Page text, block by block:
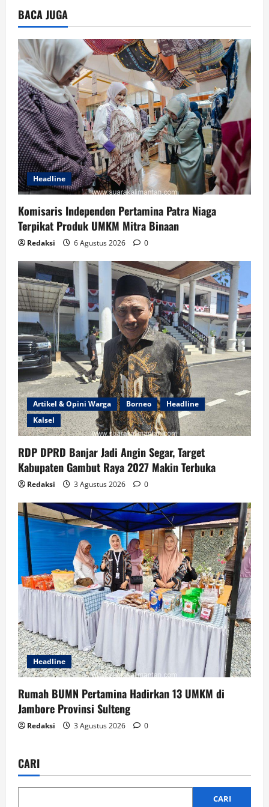
BACA JUGA
Headline
Komisaris Independen Pertamina Patra Niaga
Terpikat Produk UMKM Mitra Binaan
Redaksi 6 Agustus 2026 0
Artikel & Opini Warga Borneo
Headline
Kalsel
RDP DPRD Banjar Jadi Angin Segar, Target
Kabupaten Gambut Raya 2027 Makin Terbuka
Redaksi 3 Agustus 2026 0
Headline
Rumah BUMN Pertamina Hadirkan 13 UMKM di
Jambore Provinsi Sulteng
Redaksi 3 Agustus 2026 0
CARI
CARI